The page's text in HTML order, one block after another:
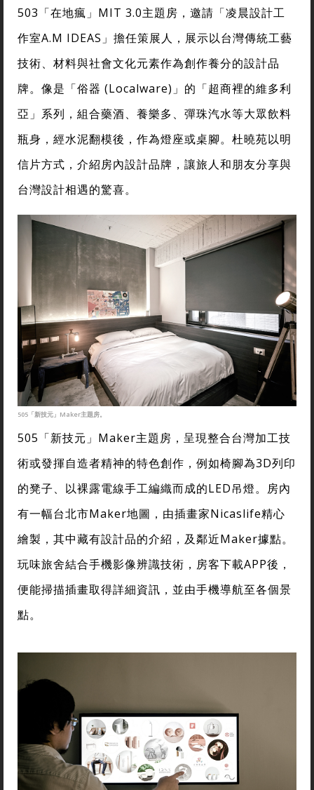
503「在地瘋」MIT 3.0主題房，邀請「凌晨設計工
作室A.M IDEAS」擔任策展人，展示以台灣傳統工藝
技術、材料與社會文化元素作為創作養分的設計品
牌。像是「俗器 (Localware)」的「超商裡的維多利
亞」系列，組合藥酒、養樂多、彈珠汽水等大眾飲料
瓶身，經水泥翻模後，作為燈座或桌腳。杜曉苑以明
信片方式，介紹房內設計品牌，讓旅人和朋友分享與
台灣設計相遇的驚喜。
505「新技元」Maker主題房。
505「新技元」Maker主題房，呈現整合台灣加工技
術或發揮自造者精神的特色創作，例如椅腳為3D列印
的凳子、以裸露電線手工編織而成的LED吊燈。房內
有一幅台北市Maker地圖，由插畫家Nicaslife精心
繪製，其中藏有設計品的介紹，及鄰近Maker據點。
玩味旅舍結合手機影像辨識技術，房客下載APP後，
便能掃描插畫取得詳細資訊，並由手機導航至各個景
點。